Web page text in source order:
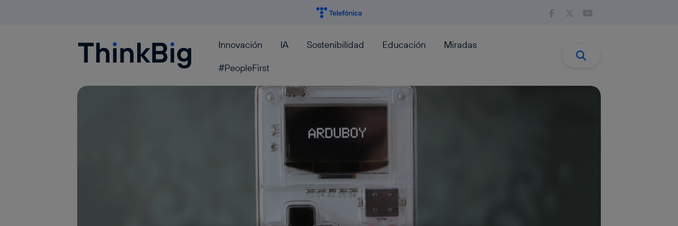
Blogthinkbig.com Innovación IA Sostenibilidad Educación
Miradas
#PeopleFirst
Buscar